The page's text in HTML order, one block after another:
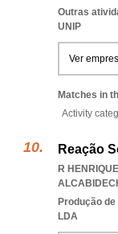
Outras
UNIP
Ver
Matches in
Activity
Reação
R
Produção
LDA